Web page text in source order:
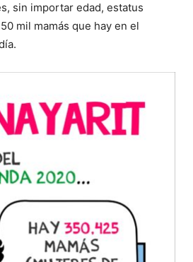
sin importar edad, estatus
mil mamás que hay en el